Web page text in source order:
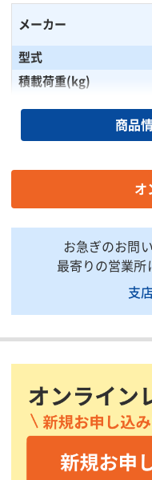
メーカー
型式
積載荷重(kg)
荷台全幅(mm)
荷台全高(mm)
床面地上高(mm)
ダンプアップ時の高さ
(mm)
ホイールベース(mm)
トレッド前/後(mm)
燃料/タンク容量(L)
車両総重量(kg)
掲載されている仕様は、代表的な
がございます。詳しい仕様につき
商品
オ
お急ぎのお問
最寄りの営業所
支